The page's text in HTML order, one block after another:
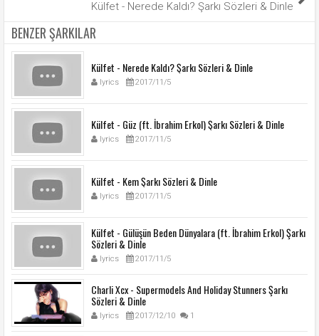
Külfet - Nerede Kaldı? Şarkı Sözleri & Dinle
BENZER ŞARKILAR
Külfet - Nerede Kaldı? Şarkı Sözleri & Dinle
lyrics 2017/11/5
Külfet - Güz (ft. İbrahim Erkol) Şarkı Sözleri & Dinle
lyrics 2017/11/5
Külfet - Kem Şarkı Sözleri & Dinle
lyrics 2017/11/5
Külfet - Gülüşün Beden Dünyalara (ft. İbrahim Erkol) Şarkı
Sözleri & Dinle
lyrics 2017/11/5
Charli Xcx - Supermodels And Holiday Stunners Şarkı
Sözleri & Dinle
lyrics 2017/12/10 1